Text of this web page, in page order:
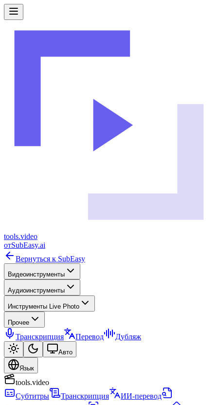
tools.video
отSubEasy.ai
Вернуться к SubEasy
Видеоинструменты
Аудиоинструменты
Инструменты Live Photo
Прочее
Транскрипция Перевод Дубляж
Авто
Язык
tools.video
Субтитры
Транскрипция
ИИ-перевод